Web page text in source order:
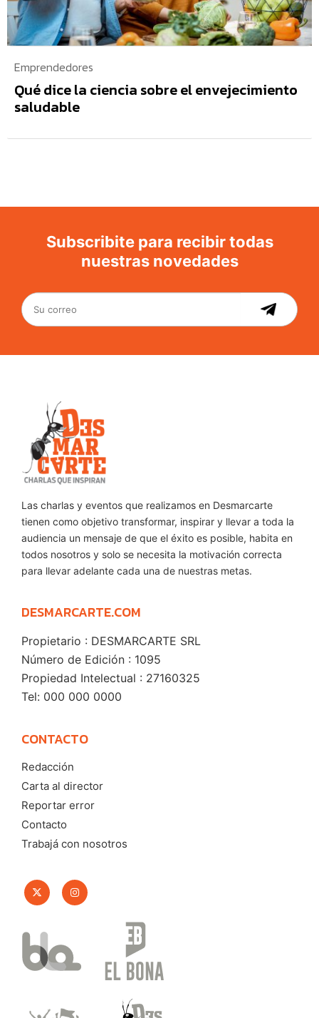
Emprendedores
Qué dice la ciencia sobre el envejecimiento
saludable
Subscribite para recibir todas
nuestras novedades
Las charlas y eventos que realizamos en Desmarcarte
tienen como objetivo transformar, inspirar y llevar a toda la
audiencia un mensaje de que el éxito es posible, habita en
todos nosotros y solo se necesita la motivación correcta
para llevar adelante cada una de nuestras metas.
DESMARCARTE.COM
Propietario : DESMARCARTE SRL
Número de Edición : 1095
Propiedad Intelectual : 27160325
Tel: 000 000 0000
CONTACTO
Redacción
Carta al director
Reportar error
Contacto
Trabajá con nosotros